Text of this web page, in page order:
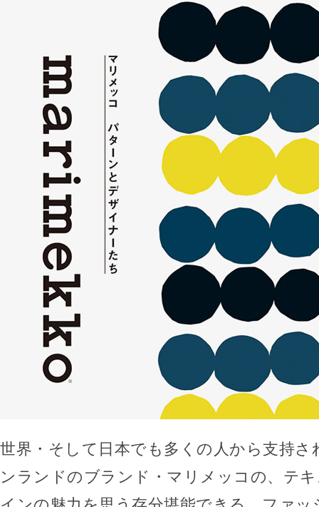
世界・そして日本でも多くの人から支持
ンランドのブランド・マリメッコの、テ